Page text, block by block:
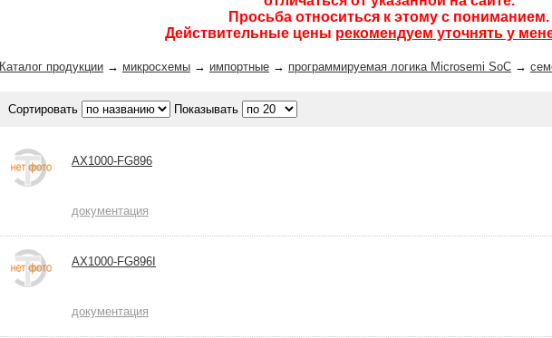
Просьба относиться к этому с пониманием.
Действительные цены рекомендуем уточнять у
Каталог продукции → микросхемы → импортные → программируемая логика Microsemi SoC →
Сортировать Показывать
AX1000-FG896
документация
AX1000-FG896I
документация